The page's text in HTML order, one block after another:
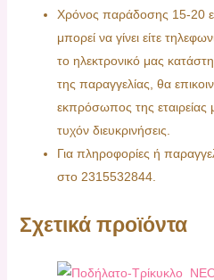
Χρόνος παράδοσης 15-20
μπορεί να γίνει είτε
το ηλεκτρονικό μας
της παραγγελίας, θα
εκπρόσωπος της εταιρείας
τυχόν διευκρινήσεις.
Για πληροφορίες ή
στο 2315532844.
Σχετικά προϊόντα